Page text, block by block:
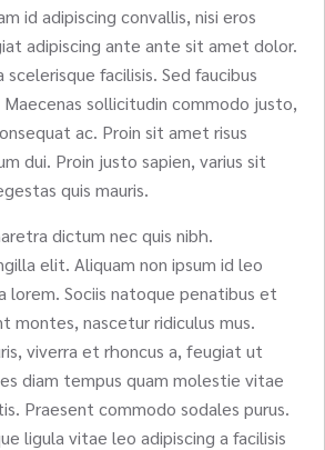
id adipiscing convallis, nisi eros
adipiscing ante ante sit amet dolor.
facilisis. Sed faucibus
sollicitudin commodo justo,
ac. Proin sit amet risus
dui. Proin justo sapien, varius sit
quis mauris.
dictum nec quis nibh.
elit. Aliquam non ipsum id leo
lorem. Sociis natoque penatibus et
montes, nascetur ridiculus mus.
viverra et rhoncus a, feugiat ut
diam tempus quam molestie vitae
Praesent commodo sodales purus.
ligula vitae leo adipiscing a facilisis